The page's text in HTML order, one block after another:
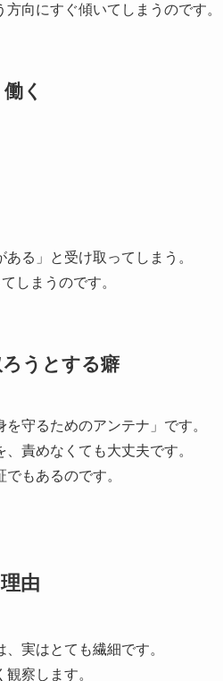
向にすぐ傾いてしまうのです。
く
る」と受け取ってしまう。
しまうのです。
うとする癖
守るためのアンテナ」です。
責めなくても大丈夫です。
もあるのです。
由
実はとても繊細です。
察します。